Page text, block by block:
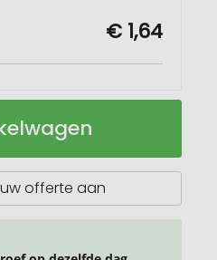
€ 1,64
offerte aan